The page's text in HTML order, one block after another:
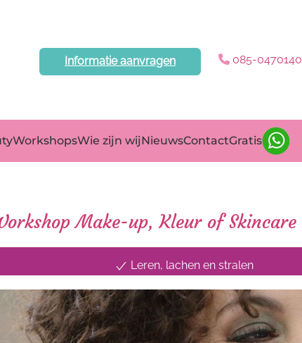
Informatie aanvragen 085-0470140
Wie zijn wijNieuwsContactGratis
Make-up, Kleur of Skincare
Leren, lachen en stralen